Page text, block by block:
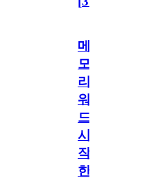
메
모
리
워
드
시
작
한